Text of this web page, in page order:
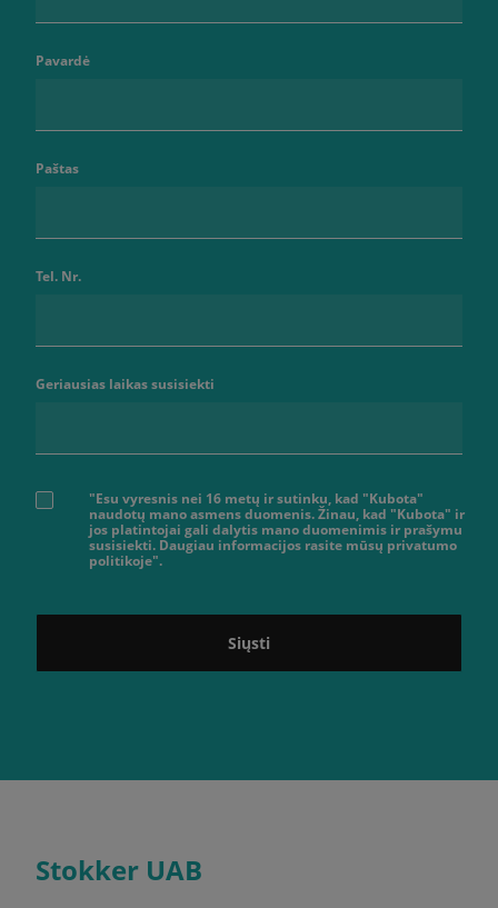
Pavardė
Paštas
Tel. Nr.
Geriausias laikas susisiekti
"Esu vyresnis nei 16 metų ir sutinku, kad "Kubota"
naudotų mano asmens duomenis. Žinau, kad "Kubota" ir
jos platintojai gali dalytis mano duomenimis ir prašymu
susisiekti. Daugiau informacijos rasite mūsų privatumo
politikoje".
Siųsti
Stokker UAB